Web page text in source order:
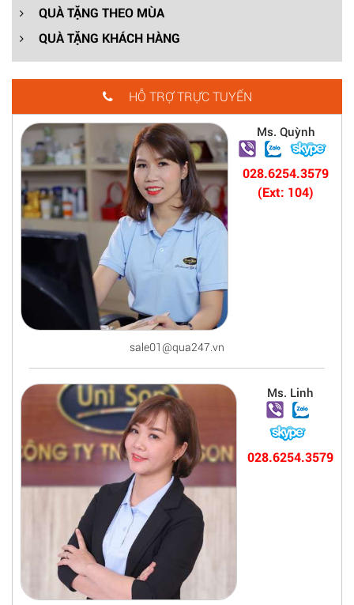
QUÀ TẶNG THEO MÙA
QUÀ TẶNG KHÁCH HÀNG
HỖ TRỢ TRỰC TUYẾN
Ms. Quỳnh
028.6254.3579
(Ext: 104)
sale01@qua247.vn
Ms. Linh
028.6254.3579